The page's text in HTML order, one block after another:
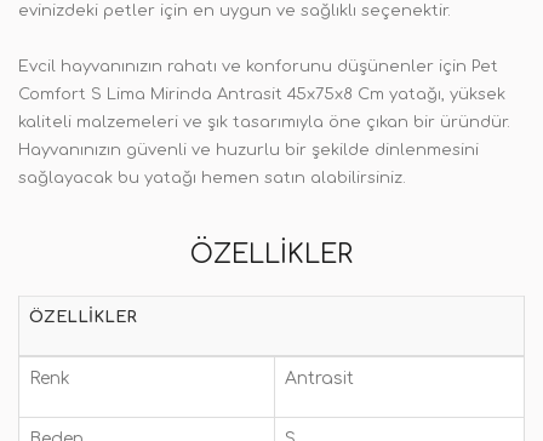
evinizdeki petler için en uygun ve sağlıklı seçenektir.
Evcil hayvanınızın rahatı ve konforunu düşünenler için Pet
Comfort S Lima Mirinda Antrasit 45x75x8 Cm yatağı, yüksek
kaliteli malzemeleri ve şık tasarımıyla öne çıkan bir üründür.
Hayvanınızın güvenli ve huzurlu bir şekilde dinlenmesini
sağlayacak bu yatağı hemen satın alabilirsiniz.
ÖZELLIKLER
ÖZELLIKLER
Renk Antrasit